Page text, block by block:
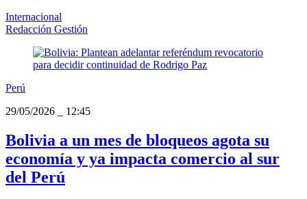
Internacional
Redacción Gestión
Perú
29/05/2026
12:45
Bolivia a un mes de bloqueos agota su
economía y ya impacta comercio al sur
del Perú